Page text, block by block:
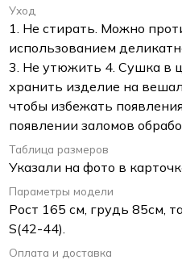
Уход
1. Не стирать. Можно
использованием
3. Не утюжить 4. Сушка в
хранить изделие на
чтобы избежать
появлении заломов
Таблица размеров
Указали на фото в
Параметры модели
Рост 165 см, грудь 85см,
S(42-44).
Оплата и доставка